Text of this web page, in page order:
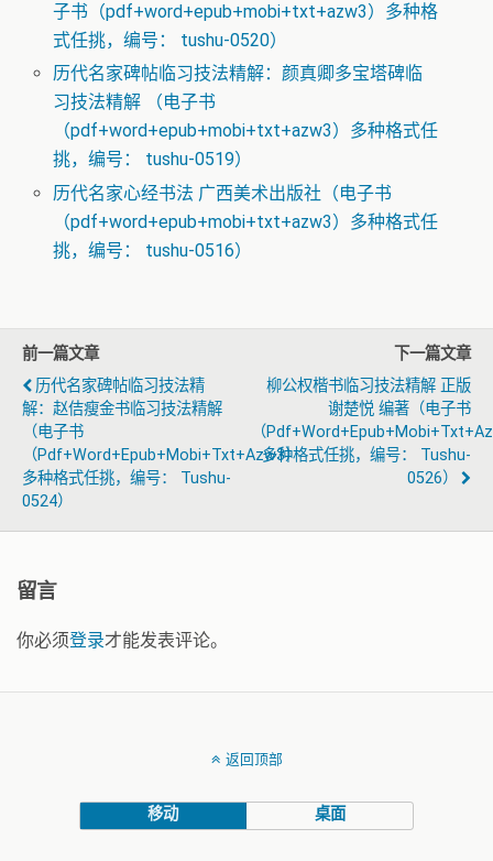
子书（pdf+word+epub+mobi+txt+azw3）多种格
式任挑，编号： tushu-0520）
历代名家碑帖临习技法精解：颜真卿多宝塔碑临
习技法精解 （电子书
（pdf+word+epub+mobi+txt+azw3）多种格式任
挑，编号： tushu-0519）
历代名家心经书法 广西美术出版社（电子书
（pdf+word+epub+mobi+txt+azw3）多种格式任
挑，编号： tushu-0516）
前一篇文章
历代名家碑帖临习技法精
解：赵佶瘦金书临习技法精解
（电子书
（pdf+word+epub+mobi+txt+azw3）
多种格式任挑，编号： Tushu-
0524）
下一篇文章
柳公权楷书临习技法精解 正版
谢楚悦 编著（电子书
（
多种格式任挑，编号： Tushu-
0526）
留言
你必须登录才能发表评论。
返回顶部
移动 桌面